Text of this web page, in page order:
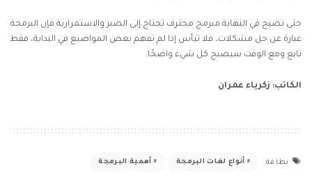
حتى تصبح في النهاية مبرمج محترف تحتاج إلى الصبر والاستمرارية فإن البرمجة
عبارة عن حل مشكلات، فلا تيأس إذا لم تفهم بعض المواضيع في البداية، فقط
تابع ومع الوقت سيصبح كل شيء واضحًا.
الكاتب: زكرياء عمران
بطاقة أنواع لغات البرمجة أهمية البرمجة